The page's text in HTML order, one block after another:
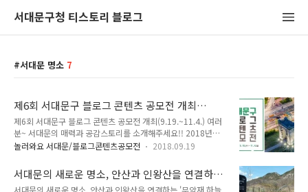
서대문구청 티스토리 블로그
서대문 명소 7
제6회 서대문구 블로그 콘텐츠 공모전 개최
(9.19.~11.4.)
제6회 서대문구 블로그 콘텐츠 공모전 개최(9.19.~11.4.) 여러
분~ 서대문의 매력과 공감스토리를 소개해주세요!! 2018년
「제6회 서대문구 블로그 콘텐츠 공모전」을 개최합니다. 서대
소통하는 내용이면 모든 좋아요~^^ 여러분이 소개하는 생생한
서대문의 모습 기대할게요!! 「제6회 서대문구 블로그 콘텐츠
놀러와요 서대문/블로그콘텐츠공모전 2018.09.19
서대문의 새로운 명소, 안산과 인왕산을 연결하는
'무악재 하늘다리'
서대문의 새로운 명소, 안산과 인왕산을 연결하는 '무악재 하늘